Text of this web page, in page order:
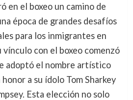
en el boxeo un camino de
época de grandes desafíos
para los inmigrantes en
vínculo con el boxeo comenzó
adoptó el nombre artístico
a su ídolo Tom Sharkey
Esta elección no solo